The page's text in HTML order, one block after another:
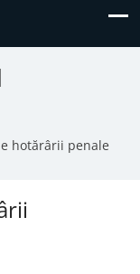
hotărârii penale